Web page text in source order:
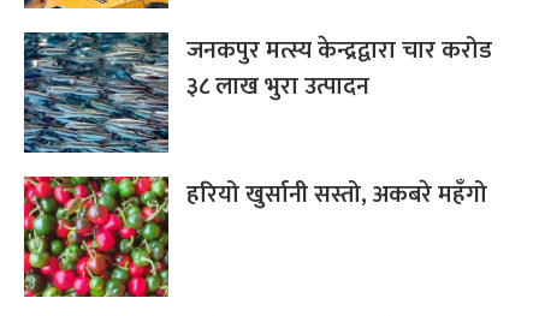
जनकपुर मत्स्य केन्द्रद्वारा चार करोड
३८ लाख भुरा उत्पादन
हरियो खुर्सानी सस्तो, अकबरे महँगो